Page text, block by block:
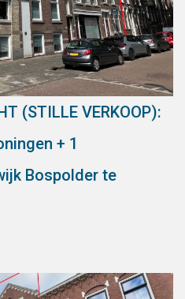
(STILLE VERKOOP):
+ 1
Bospolder te